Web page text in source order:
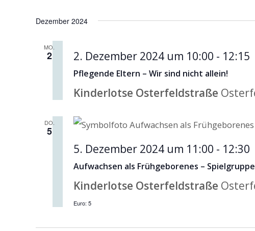
Dezember 2024
MO.
2
Pflegende Eltern – Wir sind nicht allein!
2. Dezember 2024 um 10:00 - 12:15
Kinderlotse Osterfeldstraße
DO.
5
Aufwachsen als Frühgeborenes –
5. Dezember 2024 um 11:00 - 12:30
Kinderlotse Osterfeldstraße
Euro: 5